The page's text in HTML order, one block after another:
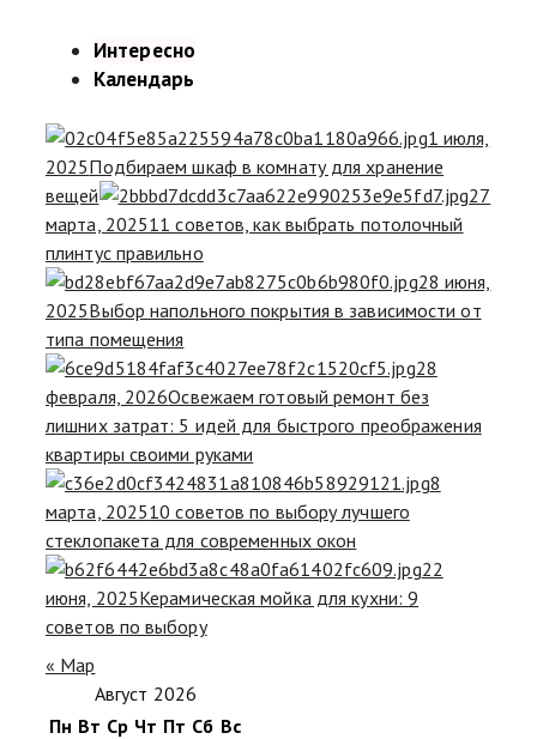
Интересно
Календарь
1 июля,
2025Подбираем шкаф в комнату для хранение
вещей
27
марта, 202511 советов, как выбрать потолочный
плинтус правильно
28 июня,
2025Выбор напольного покрытия в зависимости от
типа помещения
28
февраля, 2026Освежаем готовый ремонт без
лишних затрат: 5 идей для быстрого преображения
квартиры своими руками
8
марта, 202510 советов по выбору лучшего
стеклопакета для современных окон
22
июня, 2025Керамическая мойка для кухни: 9
советов по выбору
« Мар
Август 2026
Пн Вт Ср Чт Пт Сб Вс